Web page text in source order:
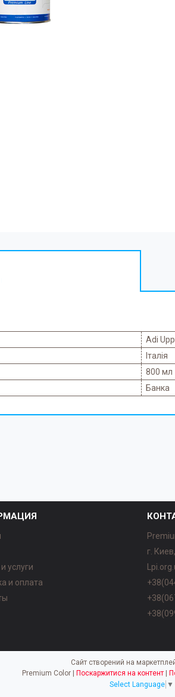
Adi Upp
Італія
800 мл
Банка
услуги
и оплата
г.
Сайт створений на
Premium Color | Поскаржитися на контент |
Select Language ▼